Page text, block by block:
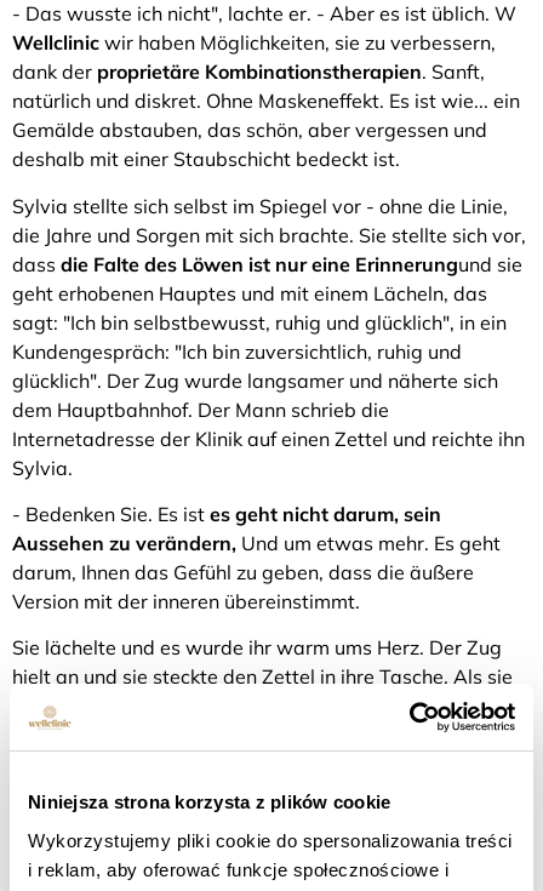
Niniejsza strona korzysta z plików cookie
Wykorzystujemy pliki cookie do spersonalizowania treści
i reklam, aby oferować funkcje społecznościowe i
- Das wusste ich nicht", lachte er. - Aber es ist üblich. W
Wellclinic wir haben Möglichkeiten, sie zu verbessern,
dank der proprietäre Kombinationstherapien. Sanft,
natürlich und diskret. Ohne Maskeneffekt. Es ist wie... ein
Gemälde abstauben, das schön, aber vergessen und
deshalb mit einer Staubschicht bedeckt ist.
Sylvia stellte sich selbst im Spiegel vor - ohne die Linie,
die Jahre und Sorgen mit sich brachte. Sie stellte sich vor,
dass die Falte des Löwen ist nur eine Erinnerungund sie
geht erhobenen Hauptes und mit einem Lächeln, das
sagt: "Ich bin selbstbewusst, ruhig und glücklich", in ein
Kundengespräch: "Ich bin zuversichtlich, ruhig und
glücklich". Der Zug wurde langsamer und näherte sich
dem Hauptbahnhof. Der Mann schrieb die
Internetadresse der Klinik auf einen Zettel und reichte ihn
Sylvia.
- Bedenken Sie. Es ist es geht nicht darum, sein
Aussehen zu verändern, Und um etwas mehr. Es geht
darum, Ihnen das Gefühl zu geben, dass die äußere
Version mit der inneren übereinstimmt.
Sie lächelte und es wurde ihr warm ums Herz. Der Zug
hielt an und sie steckte den Zettel in ihre Tasche. Als sie
den Bahnsteig betrat, fühlte sie sich leichter. Als ob sie
sich bereits entschieden hätte.
siekonnte sie nicht mehr nur die Falten des Löwen
sehen. Sie sah eine Frau, die jeden Tag für ihre Träume
kämpft, die das Chaos der Logistik organisiert, die es